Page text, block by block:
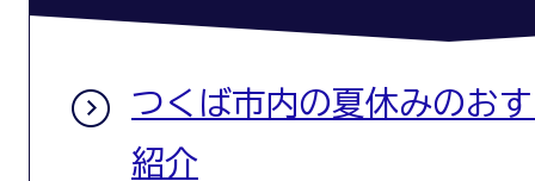
つくば市内の夏休みのお
紹介